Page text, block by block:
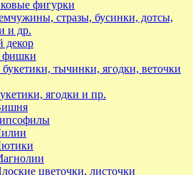
фигурки
стразы, бусинки, дотсы,
и др.
декор
фишки
тычинки, ягодки, веточки
ягодки и пр.
цветочки, листочки